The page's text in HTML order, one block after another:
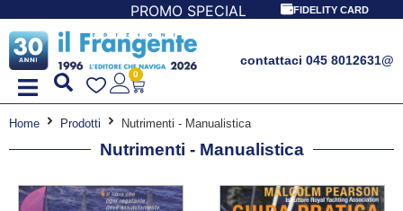
LIBRI PER I 30 ANNI DEL FRANGENTE! *** CON
FIDELITY CARD
contattaci 045 8012631@
0
Home Prodotti Nutrimenti - Manualistica
Nutrimenti - Manualistica